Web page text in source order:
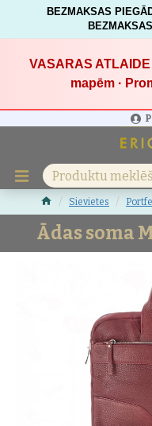
BEZMAKSAS
VASARAS ATLAIDE
mapēm ·
Sievietes
Ādas soma